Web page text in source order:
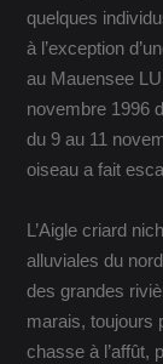
quelques
à l’exception
au Mauensee
novembre 1996
du 9 au 11
oiseau a fait
L’Aigle criard
alluviales du
des grandes
marais, toujours
chasse à l’affût,